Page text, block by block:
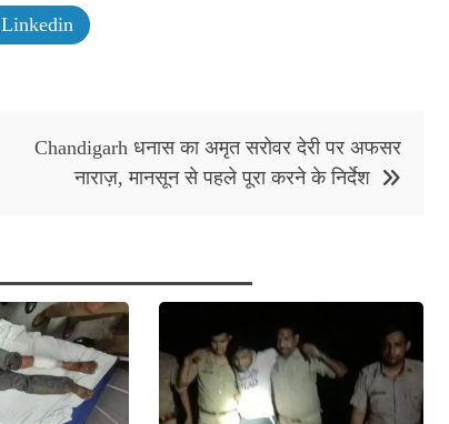
Linkedin
Chandigarh धनास का अमृत सरोवर देरी पर अफसर
नाराज़, मानसून से पहले पूरा करने के निर्देश